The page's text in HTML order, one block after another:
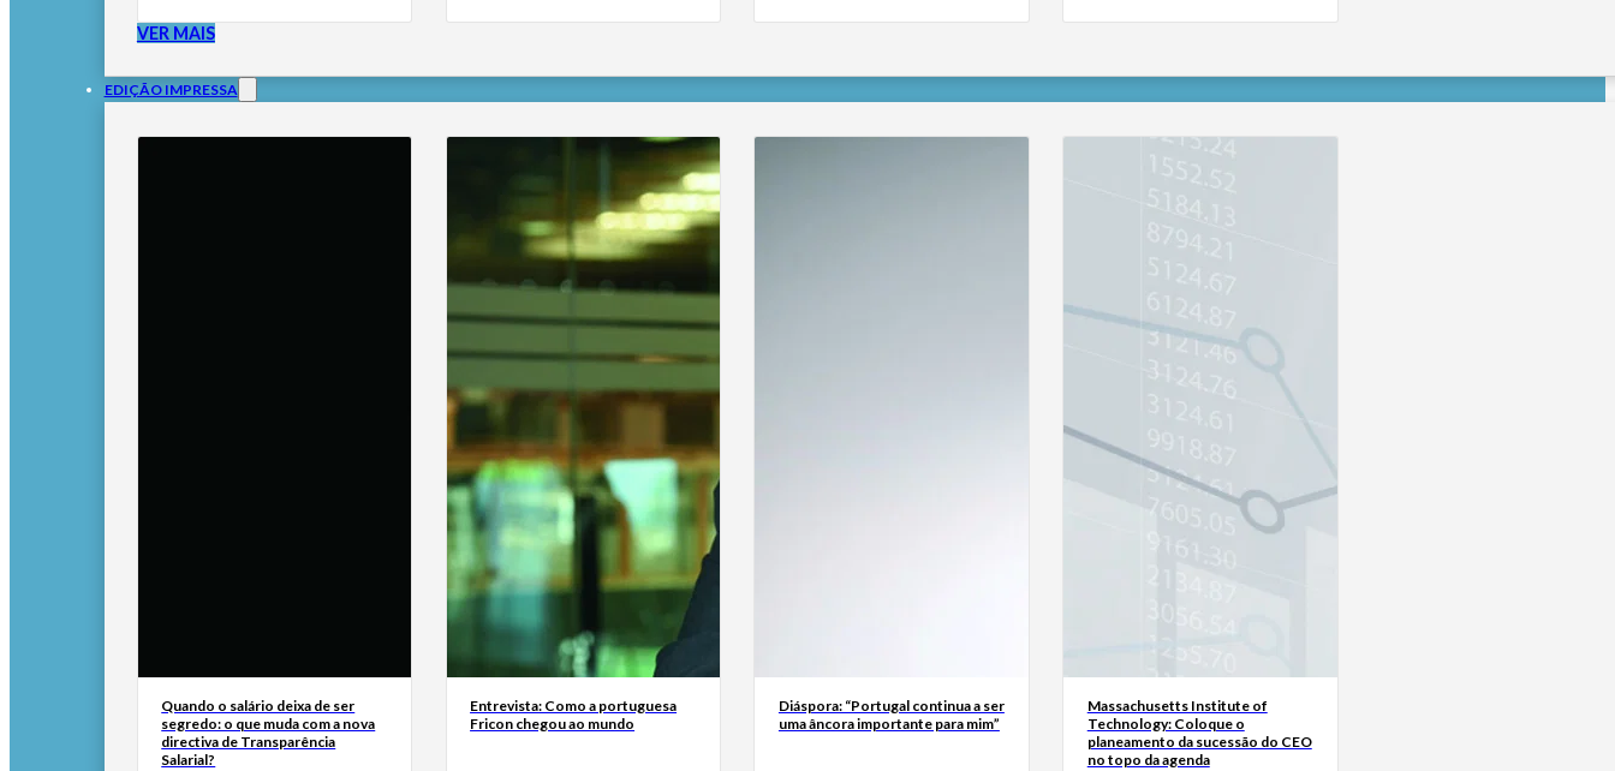
VER MAIS
EDIÇÃO IMPRESSA
Quando o salário deixa de ser
segredo: o que muda com a nova
directiva de Transparência
Salarial?
Entrevista: Como a portuguesa
Fricon chegou ao mundo
Diáspora: “Portugal continua a ser
uma âncora importante para mim”
Massachusetts Institute of
Technology: Coloque o
planeamento da sucessão do CEO
no topo da agenda